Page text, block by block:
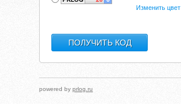
Изменить цвет
powered byprlog.ru